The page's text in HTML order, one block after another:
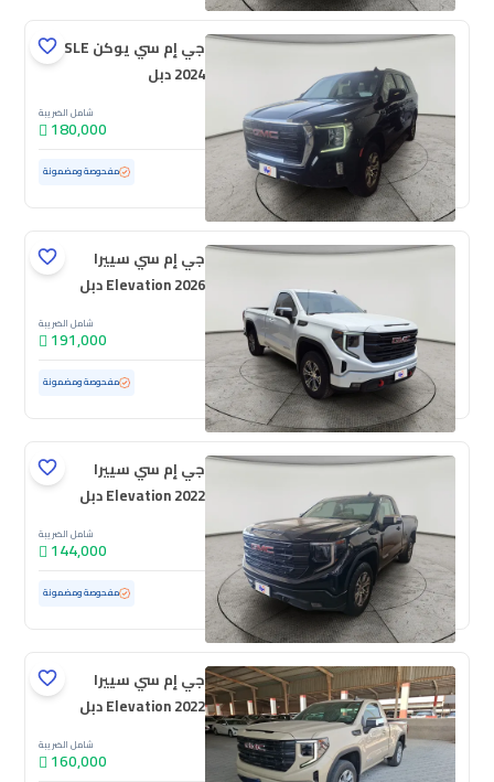
جي إم سي يوكن SLE
2024 دبل
شامل الضريبة
180,000
مستعملة 68,102 كم مفحوصة ومضمونة
جي إم سي سييرا
Elevation 2026 دبل
شامل الضريبة
191,000
مستعملة 287 كم ممشى قليل مفحوصة ومضمونة
جي إم سي سييرا
Elevation 2022 دبل
شامل الضريبة
144,000
مستعملة 136,611 كم مفحوصة ومضمونة
جي إم سي سييرا
Elevation 2022 دبل
شامل الضريبة
160,000